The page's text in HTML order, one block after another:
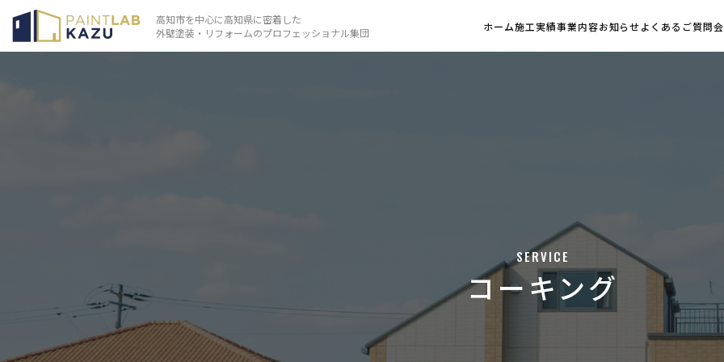
高知市を中心に高知県に密着した
外壁塗装・リフォームのプロフェッショナル集団
ホーム施工実績事業内容お知らせよくあるご質問
SERVICE
コーキング